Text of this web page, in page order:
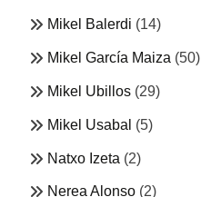
Mikel Balerdi (14)
Mikel García Maiza (50)
Mikel Ubillos (29)
Mikel Usabal (5)
Natxo Izeta (2)
Nerea Alonso (2)